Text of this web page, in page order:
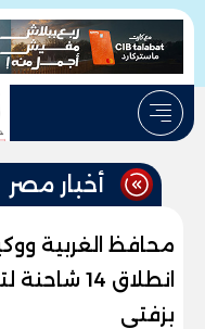
أخبار مصر
محافظ الغربية
انطلاق 14
بزفتى